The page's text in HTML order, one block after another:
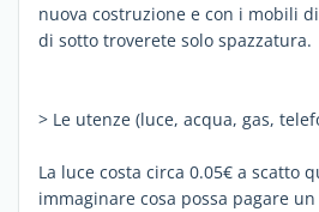
nuova costruzione e con i mobili
di sotto troverete solo spazzatura.
> Le utenze (luce, acqua, gas,
La luce costa circa 0.05€ a scatto
immaginare cosa possa pagare